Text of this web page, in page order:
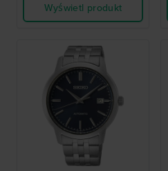
Wyświetl produkt